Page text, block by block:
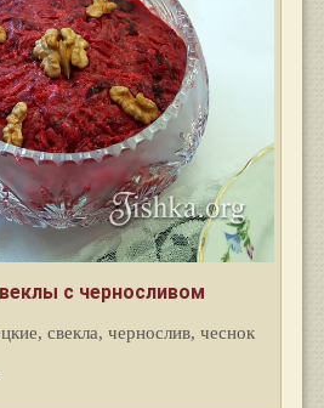
с черносливом
свекла, чернослив, чеснок